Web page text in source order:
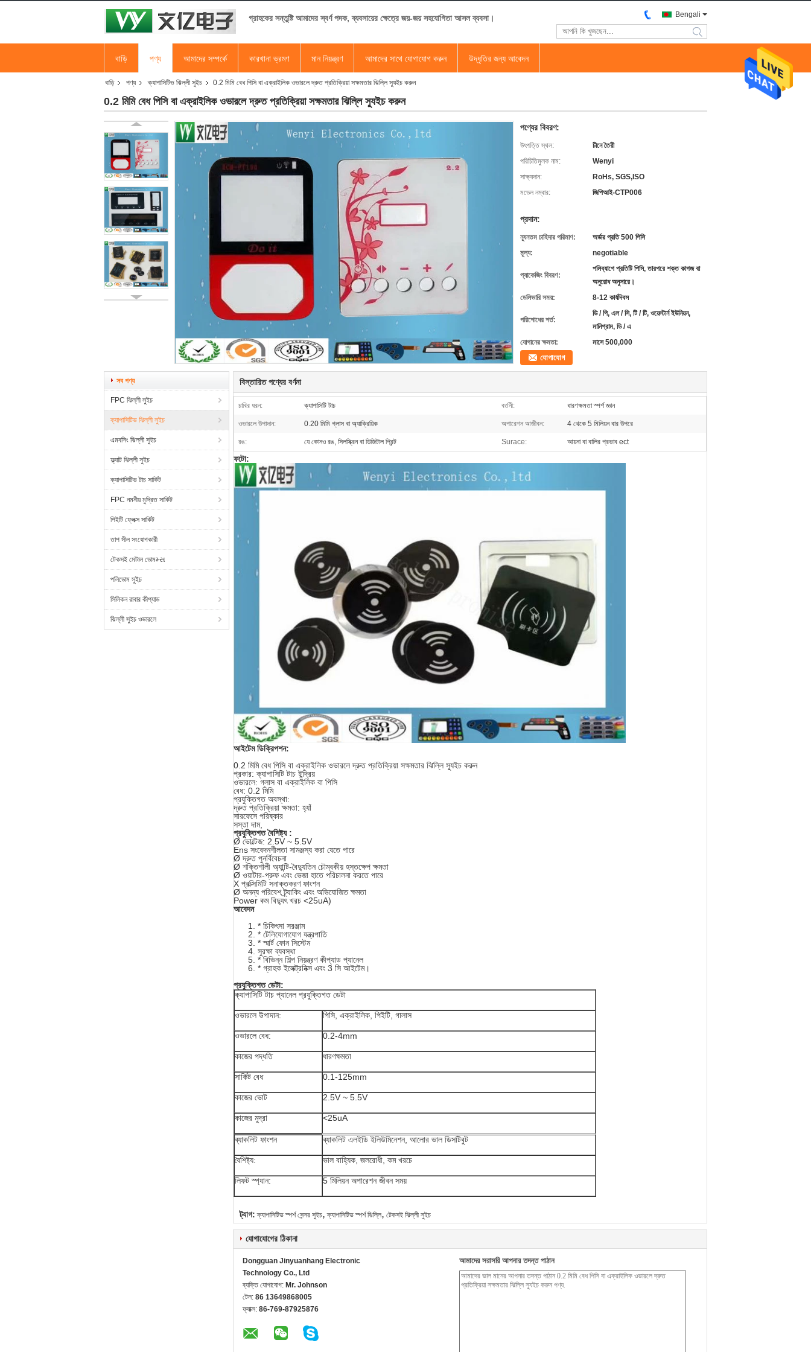
গ্রাহকের সন্তুষ্টি আমাদের স্বর্ণ পদক, ব্যবসায়ের ক্ষেত্রে জয়-জয় সহযোগিতা আসল ব্যবসা। Bengali
search
বাড়ি পণ্য আমাদের সম্পর্কে কারখানা ভ্রমণ মান নিয়ন্ত্রণ আমাদের সাথে যোগাযোগ করুন উদ্ধৃতির জন্য আবেদন
বাড়ি পণ্য ক্যাপাসিটিভ ঝিল্লী সুইচ 0.2 মিমি বেধ পিসি বা এক্রাইলিক ওভারলে দ্রুত প্রতিক্রিয়া সক্ষমতার ঝিল্লি স্যুইচ করুন
0.2 মিমি বেধ পিসি বা এক্রাইলিক ওভারলে দ্রুত প্রতিক্রিয়া সক্ষমতার ঝিল্লি স্যুইচ করুন
পণ্যের বিবরণ:
উৎপত্তি স্থল:
চীনে তৈরী
পরিচিতিমুলক নাম:
Wenyi
সাক্ষ্যদান:
RoHs, SGS,ISO
মডেল নম্বার:
জিপিআই-CTP006
প্রদান:
ন্যূনতম চাহিদার পরিমাণ:
অর্ডার প্রতি 500 পিসি
মূল্য:
negotiable
প্যাকেজিং বিবরণ:
পলিব্যাগে প্রতিটি পিসি, তারপরে শক্ত কাগজ বা
অনুরোধ অনুসারে।
ডেলিভারি সময়:
8-12 কার্যদিবস
পরিশোধের শর্ত:
ডি / পি, এল / সি, টি / টি, ওয়েস্টার্ন ইউনিয়ন,
মানিগ্রাম, ডি / এ
যোগানের ক্ষমতা:
মাসে 500,000
যোগাযোগ
সব পণ্য
FPC ঝিল্লী সুইচ
ক্যাপাসিটিভ ঝিল্লী সুইচ
এমবসিং ঝিল্লী সুইচ
ফ্ল্যাট ঝিল্লী সুইচ
ক্যাপাসিটিভ টাচ সার্কিট
FPC নমনীয় মুদ্রিত সার্কিট
পিইটি ফ্লেক্স সার্কিট
তাপ সীল সংযোগকারী
টেকসই মেটাল ডোমમ્સ
পলিডোম সুইচ
সিলিকন রাবার কীপ্যাড
ঝিল্লী সুইচ ওভারলে
বিস্তারিত পণ্যের বর্ণনা
চাবির ধরন: ক্যাপাসিটি টাচ বর্তনী: ধারণক্ষমতা স্পর্শ জ্ঞান
ওভারলে উপাদান: 0.20 মিমি গ্লাস বা অ্যাক্রিয়িক অপারেশন আজীবন: 4 থেকে 5 মিলিয়ন বার উপরে
রঙ: যে কোনও রঙ, সিলস্ক্রিন বা ডিজিটাল প্রিন্ট Surace: আয়না বা বালির প্রভাব ect
ফটো:
আইটেম ডিক্রিপশন:
0.2 মিমি বেধ পিসি বা এক্রাইলিক ওভারলে দ্রুত প্রতিক্রিয়া সক্ষমতার ঝিল্লি স্যুইচ করুন
প্রকার: ক্যাপাসিটি টাচ ইন্দ্রিয়
ওভারলে: গ্লাস বা এক্রাইলিক বা পিসি
বেধ: 0.2 মিমি
প্রযুক্তিগত অবস্থা:
দ্রুত প্রতিক্রিয়া ক্ষমতা: হ্যাঁ
সারফেসে পরিষ্কার
সস্তা দাম,
প্রযুক্তিগত বৈশিষ্ট্য :
Ø ভোল্টেজ: 2.5V ~ 5.5V
Ens সংবেদনশীলতা সামঞ্জস্য করা যেতে পারে
Ø দ্রুত পুনর্বিবেচনা
Ø শক্তিশালী অ্যান্টি-বৈদ্যুতিন চৌম্বকীয় হস্তক্ষেপ ক্ষমতা
Ø ওয়াটার-প্রুফ এবং ভেজা হাতে পরিচালনা করতে পারে
X প্রক্সিমিটি সনাক্তকরণ ফাংশন
Ø অনন্য পরিবেশ ট্র্যাকিং এবং অভিযোজিত ক্ষমতা
Power কম বিদ্যুৎ খরচ <25uA)
আবেদন
* চিকিৎসা সরঞ্জাম
* টেলিযোগাযোগ যন্ত্রপাতি
* স্মার্ট ফোন সিস্টেম
সুরক্ষা ব্যবস্থা
* বিভিন্ন শিল্প নিয়ন্ত্রণ কীপ্যাড প্যানেল
* গ্রাহক ইলেক্ট্রনিক্স এবং 3 সি আইটেম।
প্রযুক্তিগত ডেটা:
ক্যাপাসিটি টাচ প্যানেল প্রযুক্তিগত ডেটা
ওভারলে উপাদান: পিসি, এক্রাইলিক, পিইটি, গালাস
ওভারলে বেধ: 0.2-4mm
কাজের পদ্ধতি ধারণক্ষমতা
সার্কিট বেধ 0.1-125mm
কাজের ভোট 2.5V ~ 5.5V
কাজের মুদ্রা <25uA
ব্যাকলিট ফাংশন ব্যাকলিট এলইডি ইলিউমিনেশন, আলোর ভাল ডিসটিবুট
বৈশিষ্ট্য: ভাল বাহ্যিক, জলরোধী, কম খরচে
লিফট স্প্যান: 5 মিলিয়ন অপারেশন জীবন সময়
ট্যাগ: ক্যাপাসিটিভ স্পর্শ সেন্সর সুইচ, ক্যাপাসিটিভ স্পর্শ ঝিল্লি, টেকসই ঝিল্লী সুইচ
যোগাযোগের ঠিকানা
Dongguan Jinyuanhang Electronic
Technology Co., Ltd
ব্যক্তি যোগাযোগ: Mr. Johnson
টেল: 86 13649868005
ফ্যাক্স: 86-769-87925876
আমাদের সরাসরি আপনার তদন্ত পাঠান